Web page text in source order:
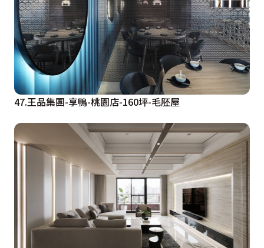
47.王品集團-享鴨-桃園店-160坪-毛胚屋